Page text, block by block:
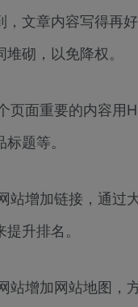
，文章内容写得再
砌，以免降权。
面重要的内容用
题等。
增加链接，通过
升排名。
增加网站地图，